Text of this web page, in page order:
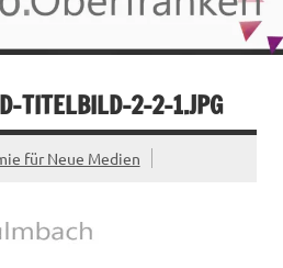
TITELBILD-2-2-1.JPG
für Neue Medien